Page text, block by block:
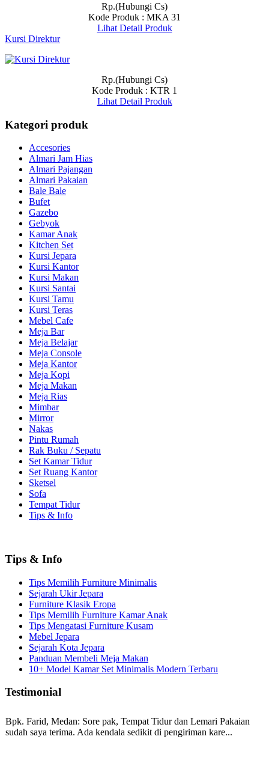
Rp.(Hubungi Cs)
Kode Produk : MKA 31
Lihat Detail Produk
Kursi Direktur
Rp.(Hubungi Cs)
Kode Produk : KTR 1
Lihat Detail Produk
Kategori produk
Accesories
Almari Jam Hias
Almari Pajangan
Almari Pakaian
Bale Bale
Bufet
Gazebo
Gebyok
Kamar Anak
Kitchen Set
Kursi Jepara
Kursi Kantor
Kursi Makan
Kursi Santai
Kursi Tamu
Kursi Teras
Mebel Cafe
Meja Bar
Meja Belajar
Meja Console
Meja Kantor
Meja Kopi
Meja Makan
Meja Rias
Mimbar
Mirror
Nakas
Pintu Rumah
Rak Buku / Sepatu
Set Kamar Tidur
Set Ruang Kantor
Sketsel
Sofa
Tempat Tidur
Tips & Info
Tips & Info
Tips Memilih Furniture Minimalis
Sejarah Ukir Jepara
Furniture Klasik Eropa
Tips Memilih Furniture Kamar Anak
Tips Mengatasi Furniture Kusam
Mebel Jepara
Sejarah Kota Jepara
Panduan Membeli Meja Makan
10+ Model Kamar Set Minimalis Modern Terbaru
Testimonial
Bpk. Farid, Medan: Sore pak, Tempat Tidur dan Lemari Pakaian
sudah saya terima. Ada kendala sedikit di pengiriman kare...